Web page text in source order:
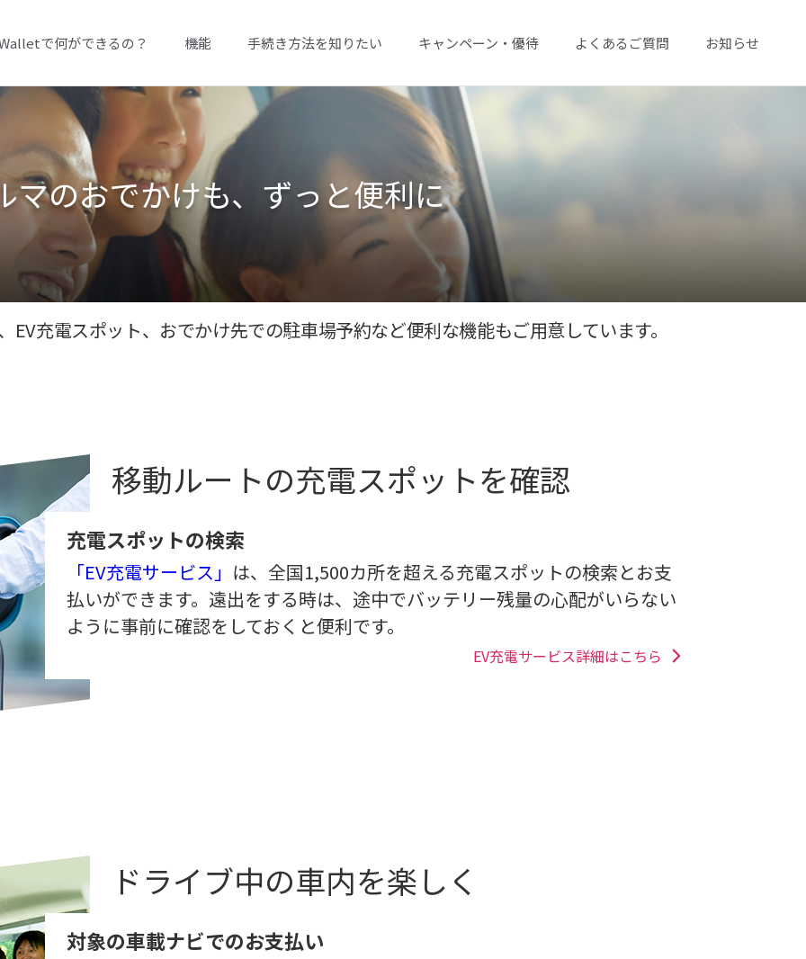
で何ができるの？ 機能 手続き方法を知りたい キャンペーン・優待 よくあるご質問 お知らせ
マのおでかけも、 ずっと便利に
EV充電スポット、おでかけ先での駐車場予約など便利な機能もご用意しています。
移動ルートの充電スポットを確認
充電スポットの検索
「EV充電サービス」 は、全国1,500カ所を超える充電スポットの検索とお支
払いができます。遠出をする時は、途中でバッテリー残量の心配がいらない
ように事前に確認をしておくと便利です。
EV充電サービス詳細はこちら
ドライブ中の車内を楽しく
対象の車載ナビでのお支払い